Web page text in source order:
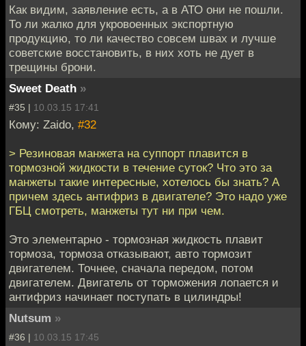
Как видим, заявление есть, а в АТО они не пошли.
То ли жалко для укровоенных экспортную
продукцию, то ли качество совсем швах и лучше
советские восстановить, в них хоть не дует в
трещины брони.
Sweet Death »
#35 | 10.03.15 17:41
Кому: Zaido, #32
> Резиновая манжета на суппорт плавится в
тормозной жидкости в течение суток? Что это за
манжеты такие интересные, хотелось бы знать? А
причем здесь антифриз в двигателе? Это надо уже
ГБЦ смотреть, манжеты тут ни при чем.
Это элементарно - тормозная жидкость плавит
тормоза, тормоза отказывают, авто тормозит
двигателем. Точнее, сначала передом, потом
двигателем. Двигатель от торможения лопается и
антифриз начинает поступать в цилиндры!
Nutsum »
#36 | 10.03.15 17:45